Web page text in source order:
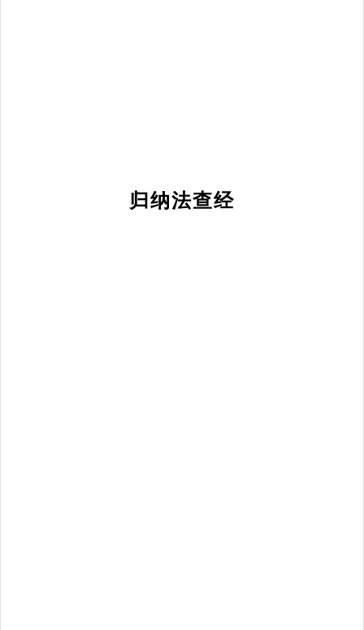
归纳法查经